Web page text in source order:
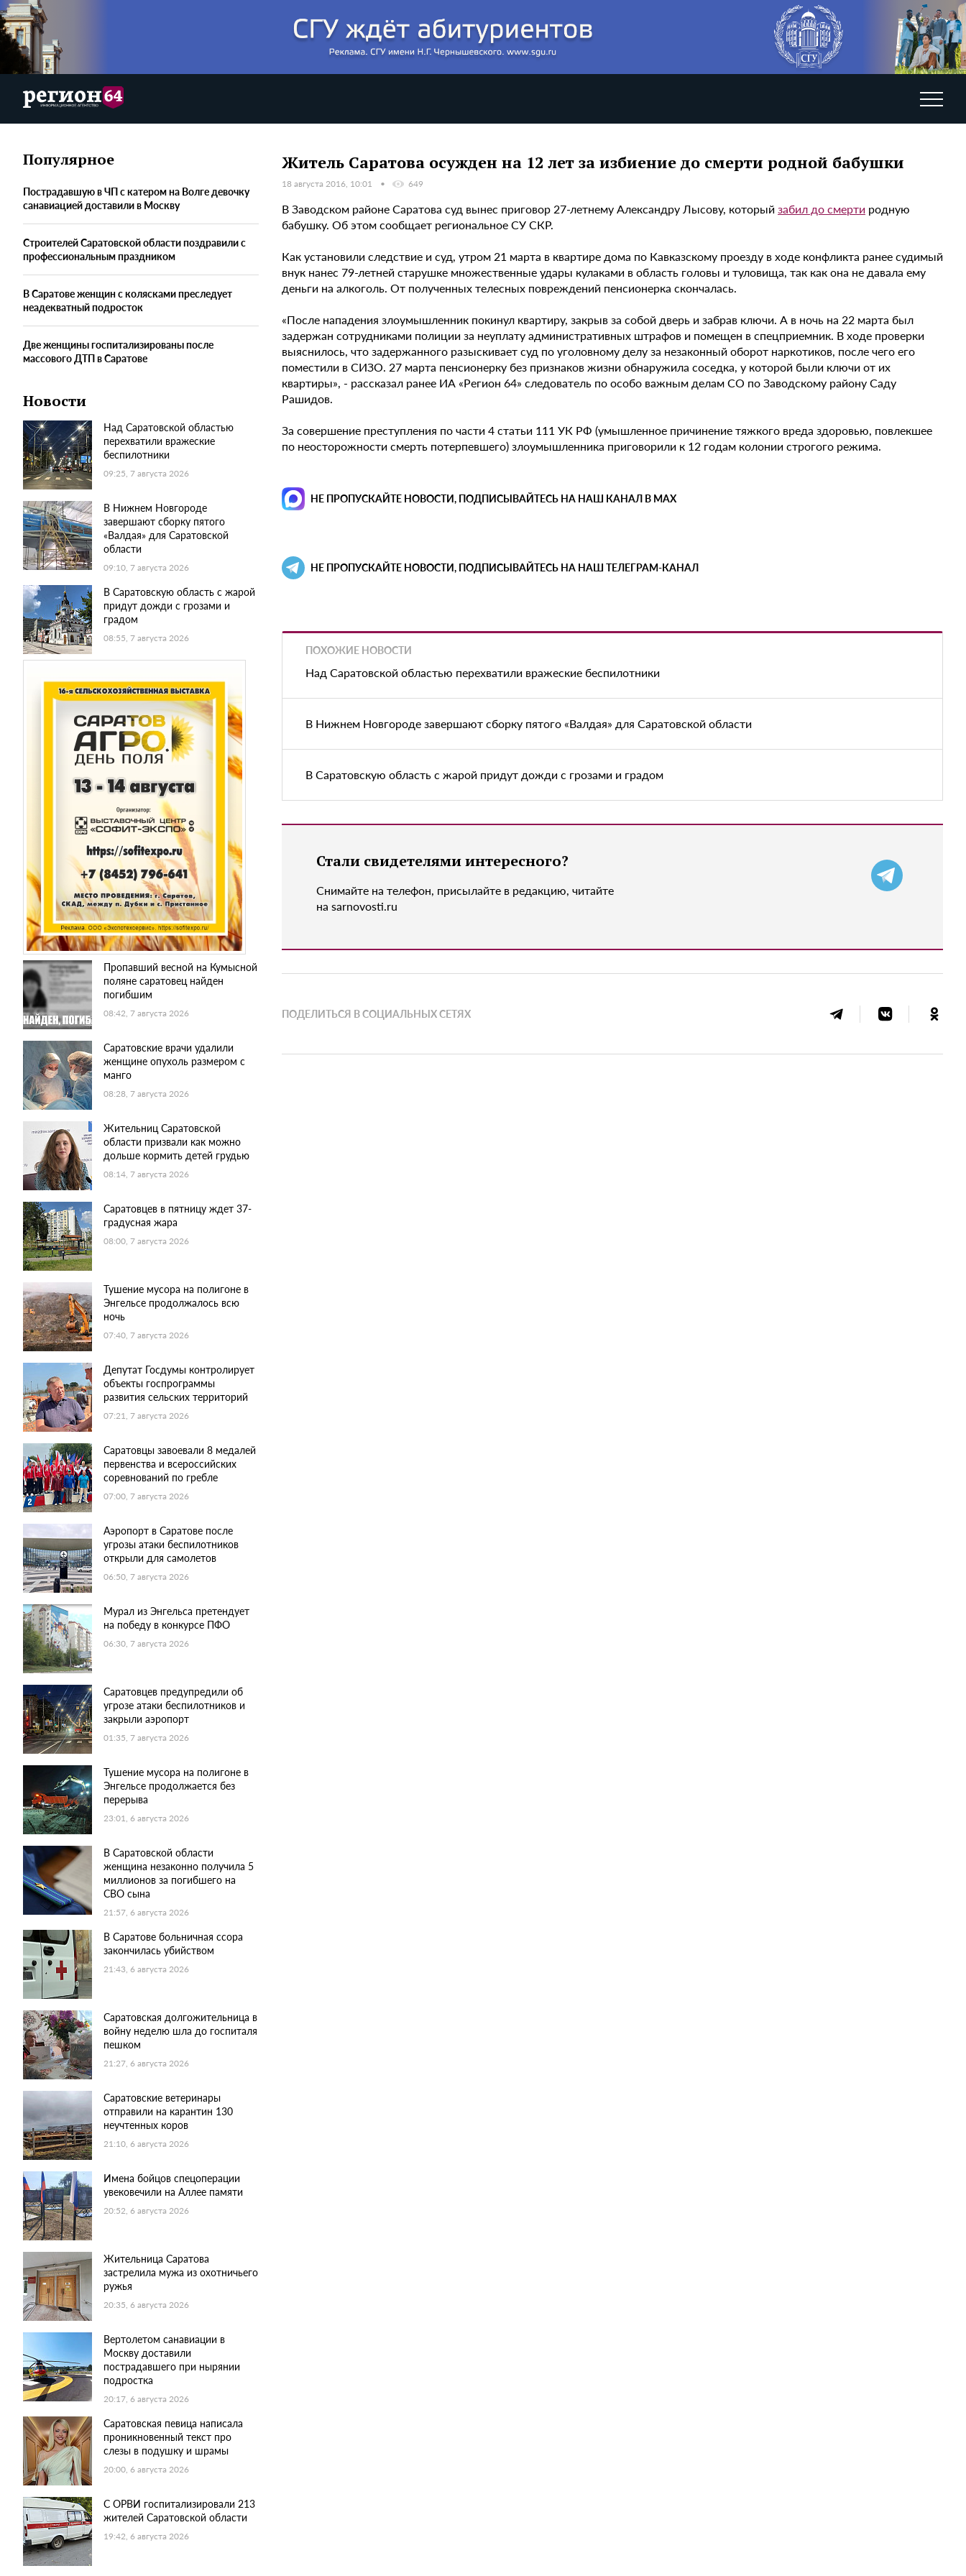
Популярное
Пострадавшую в ЧП с катером на Волге девочку
санавиацией доставили в Москву
Строителей Саратовской области поздравили с
профессиональным праздником
В Саратове женщин с колясками преследует
неадекватный подросток
Две женщины госпитализированы после
массового ДТП в Саратове
Новости
Над Саратовской областью
перехватили вражеские
беспилотники
09:25, 7 августа 2026
В Нижнем Новгороде
завершают сборку пятого
«Валдая» для Саратовской
области
09:10, 7 августа 2026
В Саратовскую область с жарой
придут дожди с грозами и
градом
08:55, 7 августа 2026
Пропавший весной на Кумысной
поляне саратовец найден
погибшим
08:42, 7 августа 2026
Саратовские врачи удалили
женщине опухоль размером с
манго
08:28, 7 августа 2026
Жительниц Саратовской
области призвали как можно
дольше кормить детей грудью
08:14, 7 августа 2026
Саратовцев в пятницу ждет 37-
градусная жара
08:00, 7 августа 2026
Тушение мусора на полигоне в
Энгельсе продолжалось всю
ночь
07:40, 7 августа 2026
Депутат Госдумы контролирует
объекты госпрограммы
развития сельских территорий
07:21, 7 августа 2026
Саратовцы завоевали 8 медалей
первенства и всероссийских
соревнований по гребле
07:00, 7 августа 2026
Аэропорт в Саратове после
угрозы атаки беспилотников
открыли для самолетов
06:50, 7 августа 2026
Мурал из Энгельса претендует
на победу в конкурсе ПФО
06:30, 7 августа 2026
Саратовцев предупредили об
угрозе атаки беспилотников и
закрыли аэропорт
01:35, 7 августа 2026
Тушение мусора на полигоне в
Энгельсе продолжается без
перерыва
23:01, 6 августа 2026
В Саратовской области
женщина незаконно получила 5
миллионов за погибшего на
СВО сына
21:57, 6 августа 2026
В Саратове больничная ссора
закончилась убийством
21:43, 6 августа 2026
Саратовская долгожительница в
войну неделю шла до госпиталя
пешком
21:27, 6 августа 2026
Саратовские ветеринары
отправили на карантин 130
неучтенных коров
21:10, 6 августа 2026
Имена бойцов спецоперации
увековечили на Аллее памяти
20:52, 6 августа 2026
Жительница Саратова
застрелила мужа из охотничьего
ружья
20:35, 6 августа 2026
Вертолетом санавиации в
Москву доставили
пострадавшего при нырянии
подростка
20:17, 6 августа 2026
Саратовская певица написала
проникновенный текст про
слезы в подушку и шрамы
20:00, 6 августа 2026
С ОРВИ госпитализировали 213
жителей Саратовской области
19:42, 6 августа 2026
Житель Саратова осужден на 12 лет за избиение до смерти родной бабушки
18 августа 2016, 10:01 649
В Заводском районе Саратова суд вынес приговор 27-летнему Александру Лысову, который забил до смерти родную
бабушку. Об этом сообщает региональное СУ СКР.
Как установили следствие и суд, утром 21 марта в квартире дома по Кавказскому проезду в ходе конфликта ранее судимый
внук нанес 79-летней старушке множественные удары кулаками в область головы и туловища, так как она не давала ему
деньги на алкоголь. От полученных телесных повреждений пенсионерка скончалась.
«После нападения злоумышленник покинул квартиру, закрыв за собой дверь и забрав ключи. А в ночь на 22 марта был
задержан сотрудниками полиции за неуплату административных штрафов и помещен в спецприемник. В ходе проверки
выяснилось, что задержанного разыскивает суд по уголовному делу за незаконный оборот наркотиков, после чего его
поместили в СИЗО. 27 марта пенсионерку без признаков жизни обнаружила соседка, у которой были ключи от их
квартиры», - рассказал ранее ИА «Регион 64» следователь по особо важным делам СО по Заводскому району Саду
Рашидов.
За совершение преступления по части 4 статьи 111 УК РФ (умышленное причинение тяжкого вреда здоровью, повлекшее
по неосторожности смерть потерпевшего) злоумышленника приговорили к 12 годам колонии строгого режима.
НЕ ПРОПУСКАЙТЕ НОВОСТИ, ПОДПИСЫВАЙТЕСЬ НА НАШ КАНАЛ В MAX
НЕ ПРОПУСКАЙТЕ НОВОСТИ, ПОДПИСЫВАЙТЕСЬ НА НАШ ТЕЛЕГРАМ-КАНАЛ
ПОХОЖИЕ НОВОСТИ
Над Саратовской областью перехватили вражеские беспилотники
В Нижнем Новгороде завершают сборку пятого «Валдая» для Саратовской области
В Саратовскую область с жарой придут дожди с грозами и градом
Стали свидетелями интересного?
Снимайте на телефон, присылайте в редакцию, читайте
на sarnovosti.ru
ПОДЕЛИТЬСЯ В СОЦИАЛЬНЫХ СЕТЯХ